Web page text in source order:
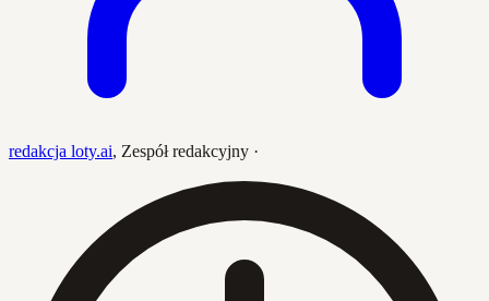
redakcja loty.ai, Zespół redakcyjny ·